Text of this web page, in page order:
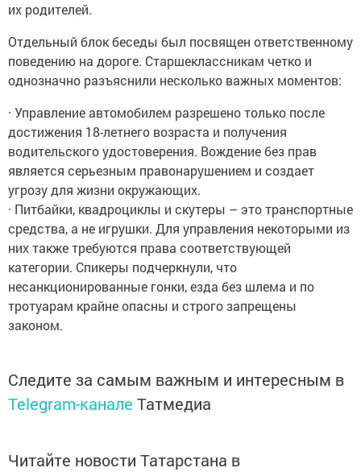
их родителей.
Отдельный блок беседы был посвящен ответственному
поведению на дороге. Старшеклассникам четко и
однозначно разъяснили несколько важных моментов:
· Управление автомобилем разрешено только после
достижения 18-летнего возраста и получения
водительского удостоверения. Вождение без прав
является серьезным правонарушением и создает
угрозу для жизни окружающих.
· Питбайки, квадроциклы и скутеры – это транспортные
средства, а не игрушки. Для управления некоторыми из
них также требуются права соответствующей
категории. Спикеры подчеркнули, что
несанкционированные гонки, езда без шлема и по
тротуарам крайне опасны и строго запрещены
законом.
Следите за самым важным и интересным в
Telegram-канале Татмедиа
Читайте новости Татарстана в